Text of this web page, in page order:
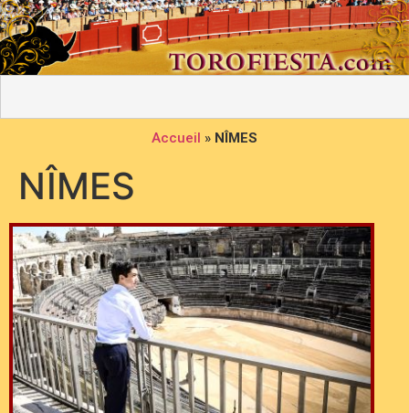
Accueil » NÎMES
NÎMES